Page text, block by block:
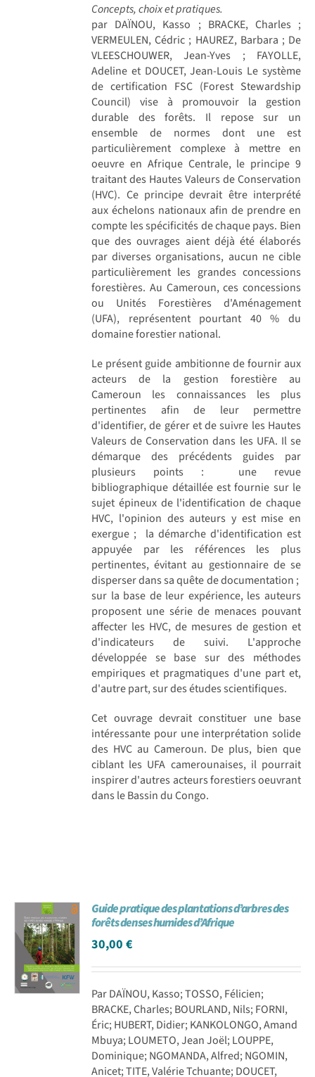
Concepts, choix et pratiques.
par DAÏNOU, Kasso ; BRACKE, Charles ;
VERMEULEN, Cédric ; HAUREZ, Barbara ; De
VLEESCHOUWER, Jean-Yves ; FAYOLLE,
Adeline et DOUCET, Jean-Louis Le système
de certification FSC (Forest Stewardship
Council) vise à promouvoir la gestion
durable des forêts. Il repose sur un
ensemble de normes dont une est
particulièrement complexe à mettre en
oeuvre en Afrique Centrale, le principe 9
traitant des Hautes Valeurs de Conservation
(HVC). Ce principe devrait être interprété
aux échelons nationaux afin de prendre en
compte les spécificités de chaque pays. Bien
que des ouvrages aient déjà été élaborés
par diverses organisations, aucun ne cible
particulièrement les grandes concessions
forestières. Au Cameroun, ces concessions
ou Unités Forestières d'Aménagement
(UFA), représentent pourtant 40 % du
domaine forestier national.
Le présent guide ambitionne de fournir aux
acteurs de la gestion forestière au
Cameroun les connaissances les plus
pertinentes afin de leur permettre
d'identifier, de gérer et de suivre les Hautes
Valeurs de Conservation dans les UFA. Il se
démarque des précédents guides par
plusieurs points :  une revue
bibliographique détaillée est fournie sur le
sujet épineux de l'identification de chaque
HVC, l'opinion des auteurs y est mise en
exergue ;  la démarche d'identification est
appuyée par les références les plus
pertinentes, évitant au gestionnaire de se
disperser dans sa quête de documentation ; 
sur la base de leur expérience, les auteurs
proposent une série de menaces pouvant
affecter les HVC, de mesures de gestion et
d'indicateurs de suivi. L'approche
développée se base sur des méthodes
empiriques et pragmatiques d'une part et,
d'autre part, sur des études scientifiques.
Cet ouvrage devrait constituer une base
intéressante pour une interprétation solide
des HVC au Cameroun. De plus, bien que
ciblant les UFA camerounaises, il pourrait
inspirer d'autres acteurs forestiers oeuvrant
dans le Bassin du Congo.
Guide pratique des plantations d’arbres des
forêts denses humides d’Afrique
30,00€
Par DAÏNOU, Kasso; TOSSO, Félicien;
BRACKE, Charles; BOURLAND, Nils; FORNI,
Éric; HUBERT, Didier; KANKOLONGO, Amand
Mbuya; LOUMETO, Jean Joël; LOUPPE,
Dominique; NGOMANDA, Alfred; NGOMIN,
Anicet; TITE, Valérie Tchuante; DOUCET,